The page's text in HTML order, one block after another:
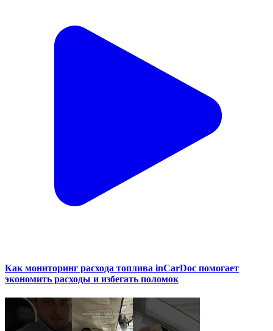
Как мониторинг расхода топлива inCarDoc помогает
экономить расходы и избегать поломок